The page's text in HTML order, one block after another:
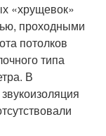
«хрущевок»
проходными
потолков
типа
В